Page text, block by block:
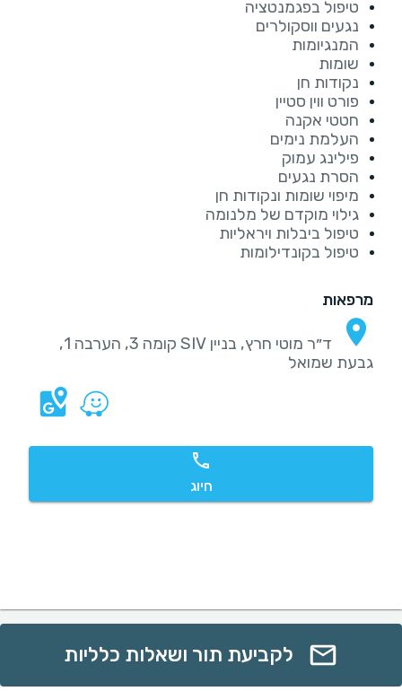
טיפול בפגמנטציה
נגעים ווסקולרים
המנגיומות
שומות
נקודות חן
פורט ווין סטיין
חטטי אקנה
העלמת נימים
פילינג עמוק
הסרת נגעים
מיפוי שומות ונקודות חן
גילוי מוקדם של מלנומה
טיפול ביבלות ויראליות
טיפול בקונדילומות
מרפאות
ד״ר מוטי חרץ, בניין SIV קומה 3, הערבה 1,
גבעת שמואל
חיוג
לקביעת תור ושאלות כלליות